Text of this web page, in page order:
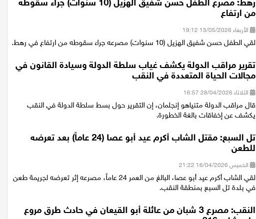
رهط: مصرع الطفل حسن شفيق الهزيل (10 سنوات) جراء سقوطه
من ارتفاع
الأربعاء 13/05/2026 19:12
لقي الطفل حسن شفيق الهزيل (10 سنوات) مصرعه جراء سقوطه من ارتفاع في رهط.
تقرير مراقب الدولة يكشف غياب سلطة الدولة وسيادة القانون في
مجالات الحياة المتعددة في النقب
الثلاثاء 28/04/2026 16:57
قال مراقب الدولة متنياهو إنجلمان، إن التقرير حول بسط سلطة الدولة في النقب
يكشف عن إخفاقات بالغة الخطورة.
تل السبع: مقتل الشاب أكرم عيد أبو عصا (24 عاماً) بعد تعرضه
للطعن
الخميس 16/04/2026 21:22
لقي الشاب أكرم عيد أبو عصا، البالغ من العمر 24 عاماً، مصرعه إثر تعرضه لجريمة طعن
في بلدة تل السبع بمنطقة النقب.
النقب: مصرع 3 شبان من عائلة أبو القيعان في حادث طرق مروع